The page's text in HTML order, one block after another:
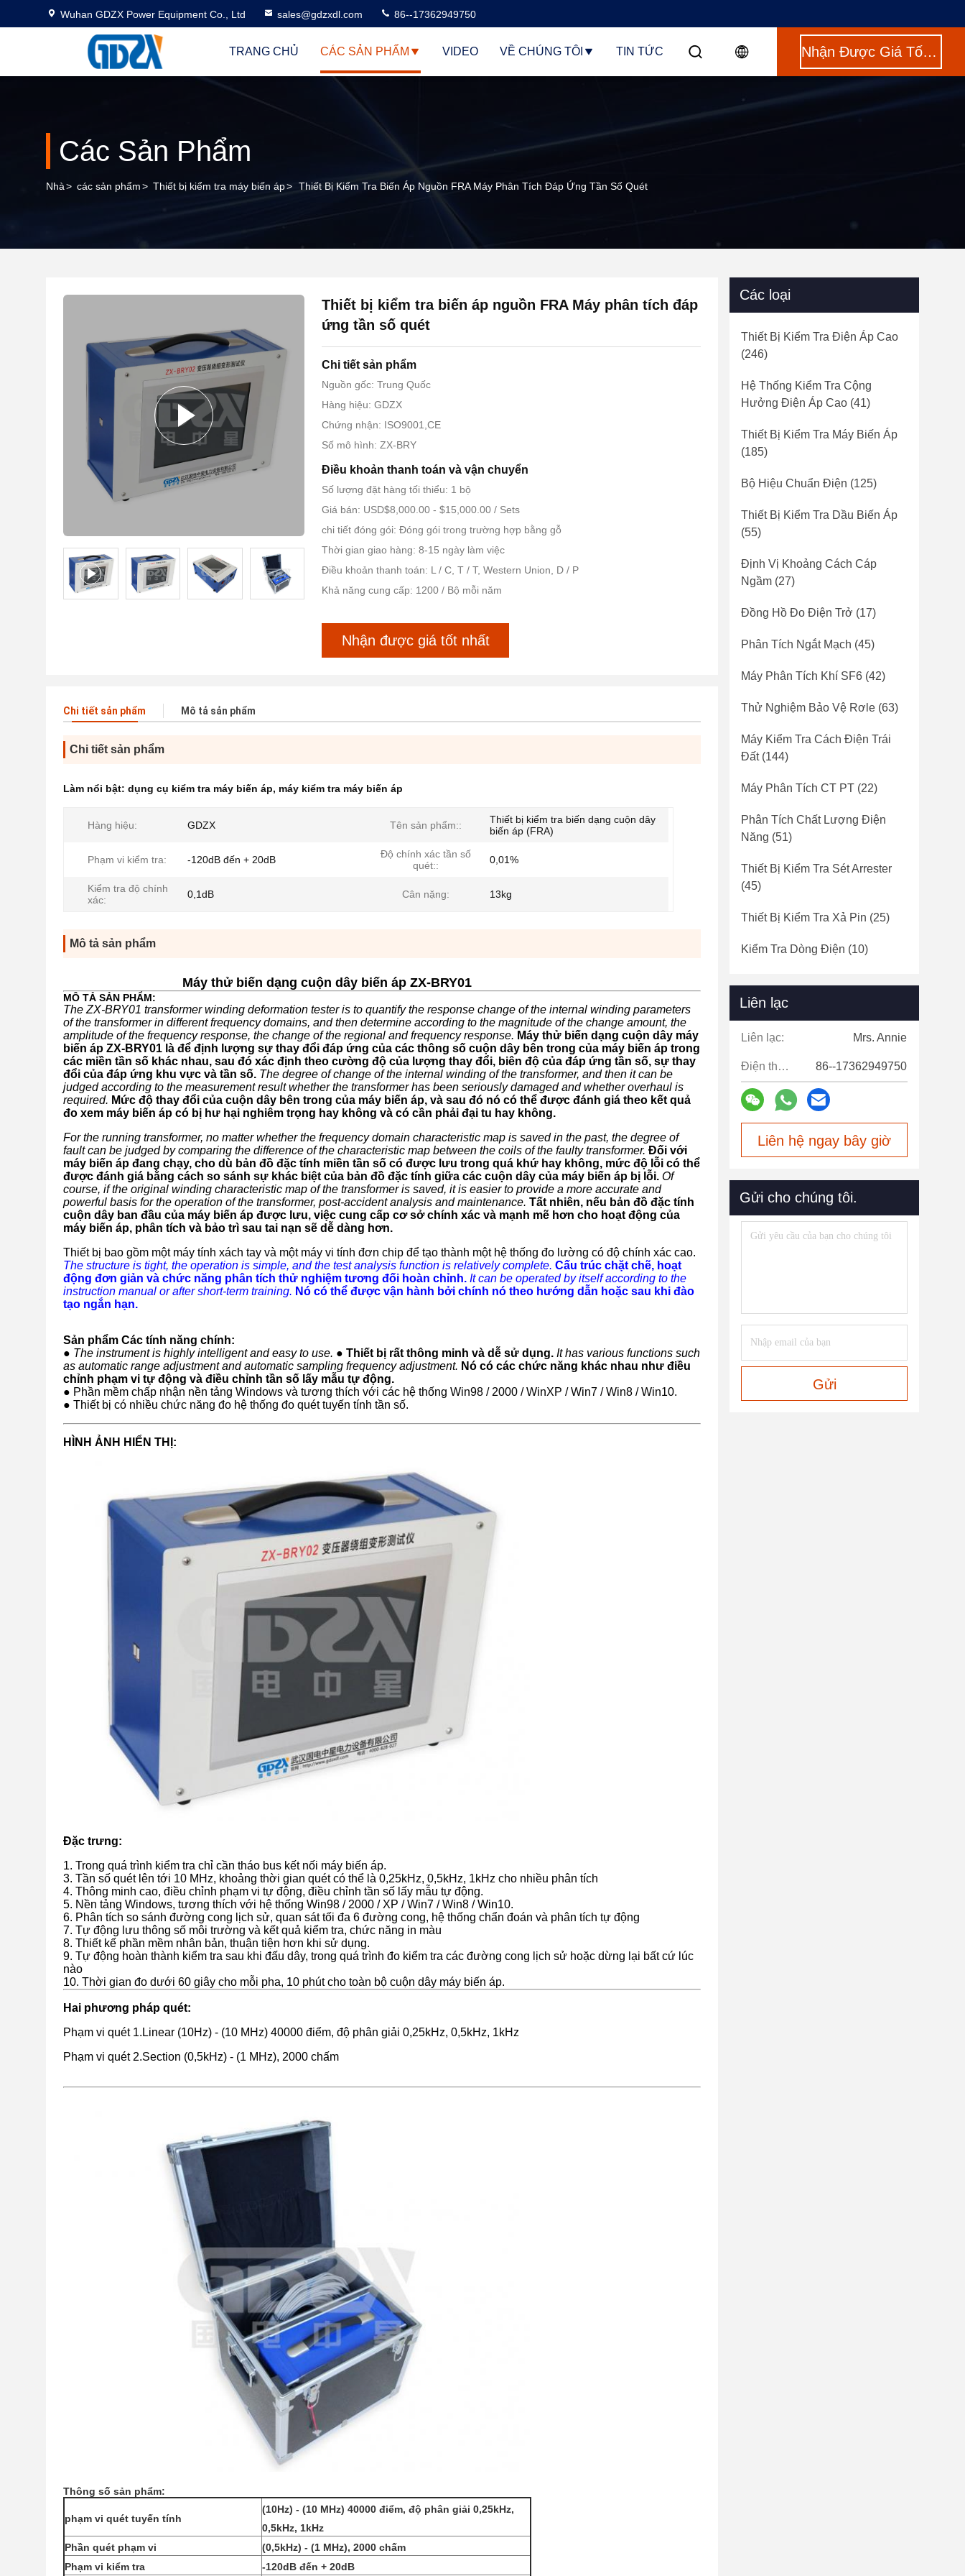
Wuhan GDZX Power Equipment Co., Ltd sales@gdzxdl.com 86--17362949750
TRANG CHỦ CÁC SẢN PHẨM VIDEO VỀ CHÚNG TÔI TIN TỨC Nhận Được Giá Tốt Nhất
Các Sản Phẩm
Nhà> các sản phẩm> Thiết bị kiểm tra máy biến áp> Thiết Bị Kiểm Tra Biến Áp Nguồn FRA Máy Phân Tích Đáp Ứng Tần Số Quét
Thiết bị kiểm tra biến áp nguồn FRA Máy phân tích đáp
ứng tần số quét
Chi tiết sản phẩm
Nguồn gốc: Trung Quốc
Hàng hiệu: GDZX
Chứng nhận: ISO9001,CE
Số mô hình: ZX-BRY
Điều khoản thanh toán và vận chuyển
Số lượng đặt hàng tối thiểu: 1 bộ
Giá bán: USD$8,000.00 - $15,000.00 / Sets
chi tiết đóng gói: Đóng gói trong trường hợp bằng gỗ
Thời gian giao hàng: 8-15 ngày làm việc
Điều khoản thanh toán: L / C, T / T, Western Union, D / P
Khả năng cung cấp: 1200 / Bộ mỗi năm
Nhận được giá tốt nhất
Chi tiết sản phẩm Mô tả sản phẩm
Chi tiết sản phẩm
Làm nổi bật: dụng cụ kiểm tra máy biến áp, máy kiểm tra máy biến áp
Hàng hiệu: GDZX Tên sản phẩm::
Thiết bị kiểm tra biến dạng cuộn dây
biến áp (FRA)
Phạm vi kiểm tra: -120dB đến + 20dB
Độ chính xác tần số
quét::
0,01%
Kiểm tra độ chính
xác:
0,1dB Cân nặng: 13kg
Mô tả sản phẩm
Máy thử biến dạng cuộn dây biến áp ZX-BRY01
MÔ TẢ SẢN PHẨM:
The ZX-BRY01 transformer winding deformation tester is to quantify the response change of the internal winding parameters
of the transformer in different frequency domains, and then determine according to the magnitude of the change amount, the
amplitude of the frequency response, the change of the regional and frequency response. Máy thử biến dạng cuộn dây máy
biến áp ZX-BRY01 là để định lượng sự thay đổi đáp ứng của các thông số cuộn dây bên trong của máy biến áp trong
các miền tần số khác nhau, sau đó xác định theo cường độ của lượng thay đổi, biên độ của đáp ứng tần số, sự thay
đổi của đáp ứng khu vực và tần số. The degree of change of the internal winding of the transformer, and then it can be
judged according to the measurement result whether the transformer has been seriously damaged and whether overhaul is
required. Mức độ thay đổi của cuộn dây bên trong của máy biến áp, và sau đó nó có thể được đánh giá theo kết quả
đo xem máy biến áp có bị hư hại nghiêm trọng hay không và có cần phải đại tu hay không.
For the running transformer, no matter whether the frequency domain characteristic map is saved in the past, the degree of
fault can be judged by comparing the difference of the characteristic map between the coils of the faulty transformer. Đối với
máy biến áp đang chạy, cho dù bản đồ đặc tính miền tần số có được lưu trong quá khứ hay không, mức độ lỗi có thể
được đánh giá bằng cách so sánh sự khác biệt của bản đồ đặc tính giữa các cuộn dây của máy biến áp bị lỗi. Of
course, if the original winding characteristic map of the transformer is saved, it is easier to provide a more accurate and
powerful basis for the operation of the transformer, post-accident analysis and maintenance. Tất nhiên, nếu bản đồ đặc tính
cuộn dây ban đầu của máy biến áp được lưu, việc cung cấp cơ sở chính xác và mạnh mẽ hơn cho hoạt động của
máy biến áp, phân tích và bảo trì sau tai nạn sẽ dễ dàng hơn.
Thiết bị bao gồm một máy tính xách tay và một máy vi tính đơn chip để tạo thành một hệ thống đo lường có độ chính xác cao.
The structure is tight, the operation is simple, and the test analysis function is relatively complete. Cấu trúc chặt chẽ, hoạt
động đơn giản và chức năng phân tích thử nghiệm tương đối hoàn chỉnh. It can be operated by itself according to the
instruction manual or after short-term training. Nó có thể được vận hành bởi chính nó theo hướng dẫn hoặc sau khi đào
tạo ngắn hạn.
Sản phẩm Các tính năng chính:
● The instrument is highly intelligent and easy to use. ● Thiết bị rất thông minh và dễ sử dụng. It has various functions such
as automatic range adjustment and automatic sampling frequency adjustment. Nó có các chức năng khác nhau như điều
chỉnh phạm vi tự động và điều chỉnh tần số lấy mẫu tự động.
● Phần mềm chấp nhận nền tảng Windows và tương thích với các hệ thống Win98 / 2000 / WinXP / Win7 / Win8 / Win10.
● Thiết bị có nhiều chức năng đo hệ thống đo quét tuyến tính tần số.
HÌNH ẢNH HIỂN THỊ:
Đặc trưng:
1. Trong quá trình kiểm tra chỉ cần tháo bus kết nối máy biến áp.
3. Tần số quét lên tới 10 MHz, khoảng thời gian quét có thể là 0,25kHz, 0,5kHz, 1kHz cho nhiều phân tích
4. Thông minh cao, điều chỉnh phạm vi tự động, điều chỉnh tần số lấy mẫu tự động.
5. Nền tảng Windows, tương thích với hệ thống Win98 / 2000 / XP / Win7 / Win8 / Win10.
6. Phân tích so sánh đường cong lịch sử, quan sát tối đa 6 đường cong, hệ thống chẩn đoán và phân tích tự động
7. Tự động lưu thông số môi trường và kết quả kiểm tra, chức năng in màu
8. Thiết kế phần mềm nhân bản, thuận tiện hơn khi sử dụng.
9. Tự động hoàn thành kiểm tra sau khi đấu dây, trong quá trình đo kiểm tra các đường cong lịch sử hoặc dừng lại bất cứ lúc
nào
10. Thời gian đo dưới 60 giây cho mỗi pha, 10 phút cho toàn bộ cuộn dây máy biến áp.
Hai phương pháp quét:
Phạm vi quét 1.Linear (10Hz) - (10 MHz) 40000 điểm, độ phân giải 0,25kHz, 0,5kHz, 1kHz
Phạm vi quét 2.Section (0,5kHz) - (1 MHz), 2000 chấm
Thông số sản phẩm:
phạm vi quét tuyến tính
(10Hz) - (10 MHz) 40000 điểm, độ phân giải 0,25kHz,
0,5kHz, 1kHz
Phần quét phạm vi
(0,5kHz) - (1 MHz), 2000 chấm
Phạm vi kiểm tra
-120dB đến + 20dB
Các loại
Thiết Bị Kiểm Tra Điện Áp Cao
(246)
Hệ Thống Kiểm Tra Cộng
Hưởng Điện Áp Cao (41)
Thiết Bị Kiểm Tra Máy Biến Áp
(185)
Bộ Hiệu Chuẩn Điện (125)
Thiết Bị Kiểm Tra Dầu Biến Áp
(55)
Định Vị Khoảng Cách Cáp
Ngầm (27)
Đồng Hồ Đo Điện Trở (17)
Phân Tích Ngắt Mạch (45)
Máy Phân Tích Khí SF6 (42)
Thử Nghiệm Bảo Vệ Rơle (63)
Máy Kiểm Tra Cách Điện Trái
Đất(144)
Máy Phân Tích CT PT (22)
Phân Tích Chất Lượng Điện
Năng (51)
Thiết Bị Kiểm Tra Sét Arrester
(45)
Thiết Bị Kiểm Tra Xả Pin (25)
Kiểm Tra Dòng Điện (10)
Liên lạc
Liên lạc: Mrs. Annie
Điện thoại: 86--17362949750
Liên hệ ngay bây giờ
Gửi cho chúng tôi.
Gửi